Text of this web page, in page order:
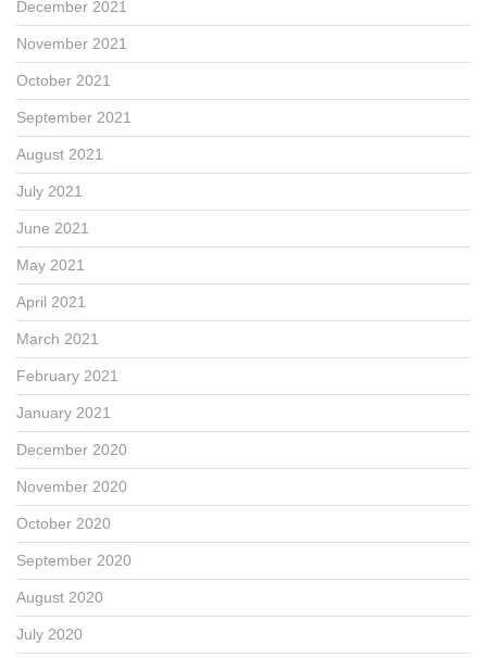
December 2021
November 2021
October 2021
September 2021
August 2021
July 2021
June 2021
May 2021
April 2021
March 2021
February 2021
January 2021
December 2020
November 2020
October 2020
September 2020
August 2020
July 2020